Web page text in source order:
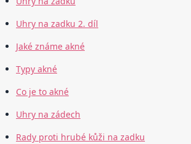
Uhry na zadku 2. díl
Jaké známe akné
Typy akné
Co je to akné
Uhry na zádech
Rady proti hrubé kůži na zadku